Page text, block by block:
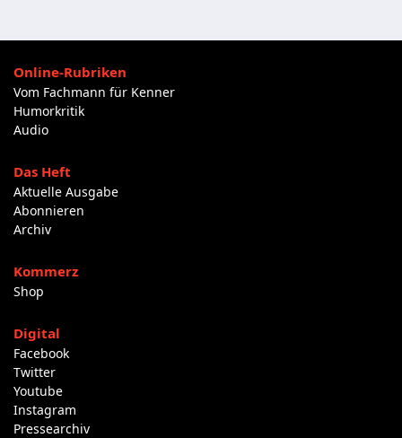
Online-Rubriken
Vom Fachmann für Kenner
Humorkritik
Audio
Das Heft
Aktuelle Ausgabe
Abonnieren
Archiv
Kommerz
Shop
Digital
Facebook
Twitter
Youtube
Instagram
Pressearchiv